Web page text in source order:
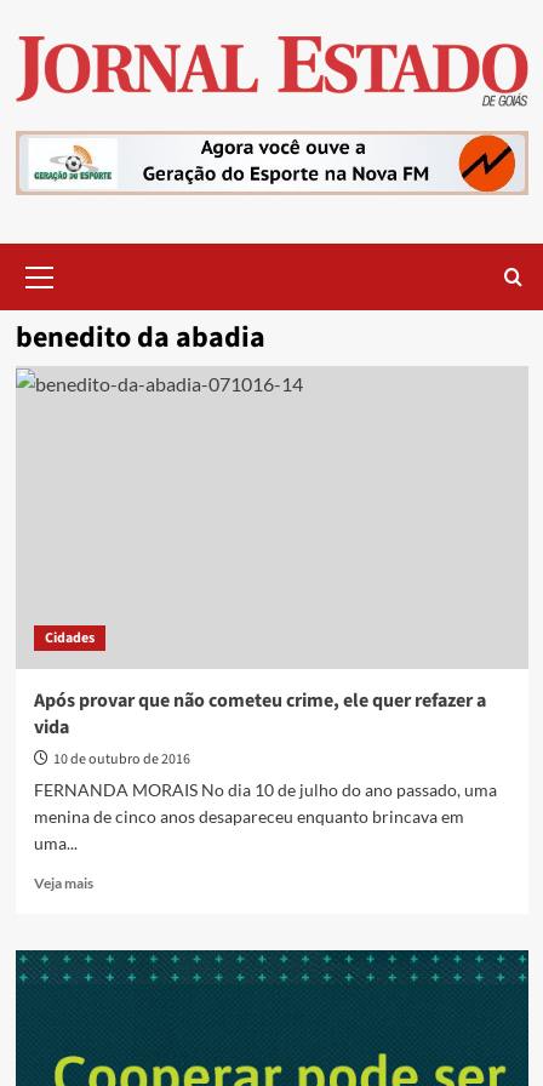
content
Menu
benedito da abadia
Cidades
Após provar que não cometeu crime, ele quer refazer a
vida
10 de outubro de 2016
FERNANDA MORAIS No dia 10 de julho do ano passado, uma
menina de cinco anos desapareceu enquanto brincava em
uma...
Veja maisRead
Após
provar
crime,